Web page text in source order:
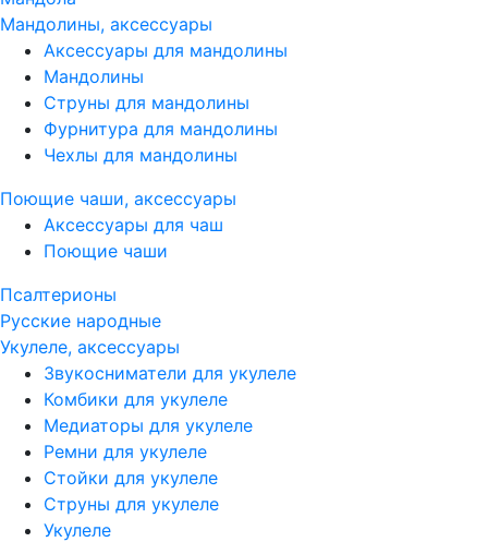
Мандолины, аксессуары
Аксессуары для мандолины
Мандолины
Струны для мандолины
Фурнитура для мандолины
Чехлы для мандолины
Поющие чаши, аксессуары
Аксессуары для чаш
Поющие чаши
Псалтерионы
Русские народные
Укулеле, аксессуары
Звукосниматели для укулеле
Комбики для укулеле
Медиаторы для укулеле
Ремни для укулеле
Стойки для укулеле
Струны для укулеле
Укулеле